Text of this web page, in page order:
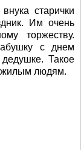
старички
Им очень
торжеству.
с днем
Такое
людям.